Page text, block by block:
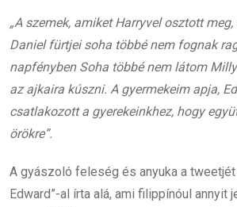
„A szemek, amiket Harryvel osztott
Daniel fürtjei soha többé nem fognak
napfényben Soha többé nem látom
az ajkaira kúszni. A gyermekeim apja,
csatlakozott a gyerekeinkhez, hogy
örökre”.
A gyászoló feleség és anyuka a tweetjét
Edward”-al írta alá, ami filippínóul annyit